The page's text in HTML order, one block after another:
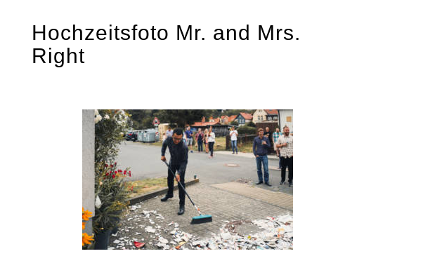
content
Hochzeitsfoto Mr. and Mrs.
Right